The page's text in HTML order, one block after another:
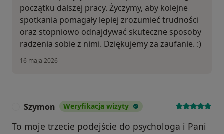
początku dalszej pracy. Życzymy, aby kolejne
spotkania pomagały lepiej zrozumieć trudności
oraz stopniowo odnajdywać skuteczne sposoby
radzenia sobie z nimi. Dziękujemy za zaufanie. :)
16 maja 2026
Szymon Weryfikacja wizyty
To moje trzecie podejście do psychologa i Pani